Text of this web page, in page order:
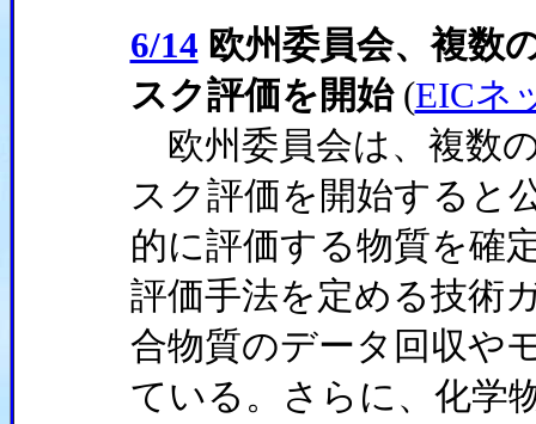
6/14 欧州委員会、複数
スク評価を開始(EICネ
欧州委員会は、複数
スク評価を開始すると
的に評価する物質を確
評価手法を定める技術
合物質のデータ回収や
ている。さらに、化学